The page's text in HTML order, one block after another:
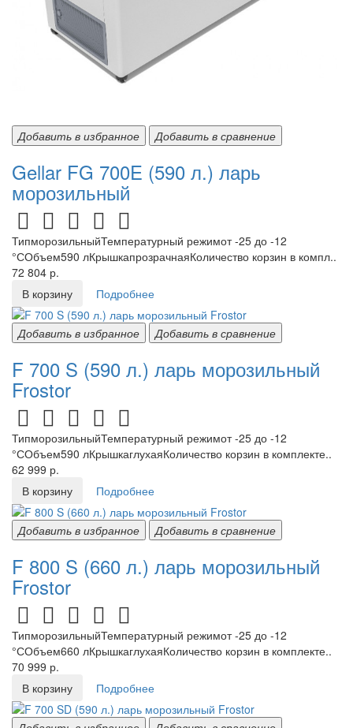
Добавить в избранное Добавить в сравнение
Gellar FG 700E (590 л.) ларь
морозильный
ТипморозильныйТемпературный режимот -25 до -12
°СОбъем590 лКрышкапрозрачнаяКоличество корзин в компл..
72 804 р.
В корзину
Подробнее
Добавить в избранное Добавить в сравнение
F 700 S (590 л.) ларь морозильный
Frostor
ТипморозильныйТемпературный режимот -25 до -12
°СОбъем590 лКрышкаглухаяКоличество корзин в комплекте..
62 999 р.
В корзину
Подробнее
Добавить в избранное Добавить в сравнение
F 800 S (660 л.) ларь морозильный
Frostor
ТипморозильныйТемпературный режимот -25 до -12
°СОбъем660 лКрышкаглухаяКоличество корзин в комплекте..
70 999 р.
В корзину
Подробнее